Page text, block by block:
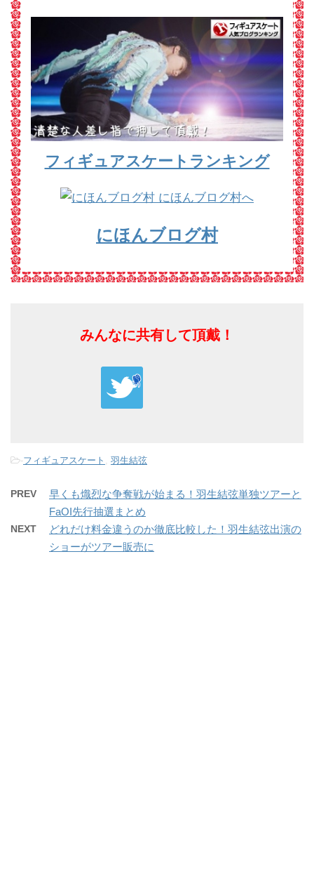
フィギュアスケートランキング
にほんブログ村
みんなに共有して頂戴！
-フィギュアスケート , 羽生結弦
PREV
早くも熾烈な争奪戦が始まる！羽生結弦単独ツアーと
FaOI先行抽選まとめ
NEXT
どれだけ料金違うのか徹底比較した！羽生結弦出演の
ショーがツアー販売に